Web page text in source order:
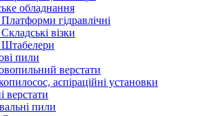
обладнання
гідравлічні
візки
пили
верстати
аспіраційні установки
верстати
пили